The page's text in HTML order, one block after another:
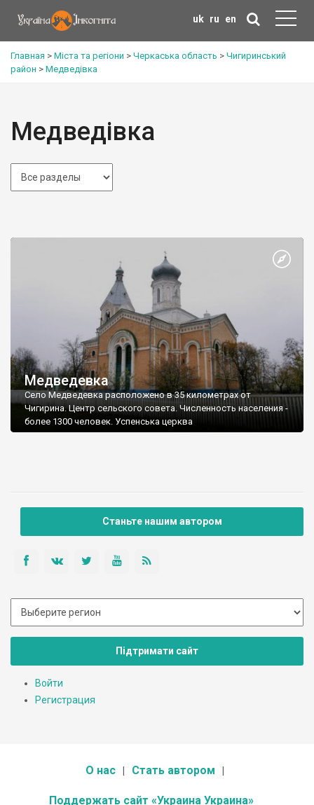
uk ru en
Главная > Міста та регіони > Черкаська область > Чигиринський
район > Медведівка
Медведівка
Медведевка
Село Медведевка расположено в 35 километрах от
Чигирина. Центр сельского совета. Численность населения -
более 1300 человек. Успенська церква
Станьте нашим автором
Підтримати сайт
Войти
Регистрация
О нас Стать автором
Поддержать сайт «Украина Украина»